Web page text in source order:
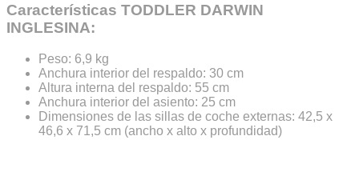
Características TODDLER DARWIN
INGLESINA:
Peso: 6,9 kg
Anchura interior del respaldo: 30 cm
Altura interna del respaldo: 55 cm
Anchura interior del asiento: 25 cm
Dimensiones de las sillas de coche externas: 42,5 x
46,6 x 71,5 cm (ancho x alto x profundidad)